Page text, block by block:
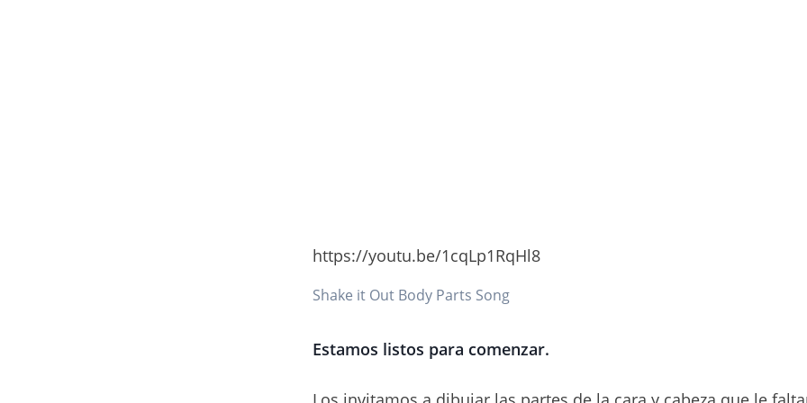
https://youtu.be/1cqLp1RqHl8
Shake it Out Body Parts Song
Estamos listos para comenzar.